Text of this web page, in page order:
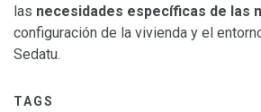
las necesidades específicas de las
configuración de la vivienda y el
Sedatu.
TAGS